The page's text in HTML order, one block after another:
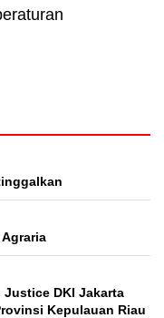
Justice DKI Jakarta
Kepulauan Riau